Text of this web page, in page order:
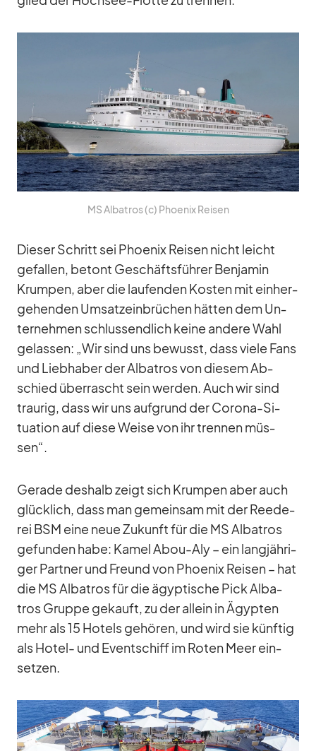
MS Al­ba­tros (c) Phoe­nix Rei­sen
Die­ser Schritt sei Phoe­nix Rei­sen nicht leicht
ge­fal­len, be­tont Ge­schäfts­füh­rer Ben­ja­min
Krum­pen, aber die lau­fen­den Kos­ten mit ein­her­
ge­hen­den Um­satz­ein­brü­chen hät­ten dem Un­
ter­neh­men schluss­end­lich keine an­dere Wahl
ge­las­sen: „Wir sind uns be­wusst, dass viele Fans
und Lieb­ha­ber der Al­ba­tros von die­sem Ab­
schied über­rascht sein wer­den. Auch wir sind
trau­rig, dass wir uns auf­grund der Co­rona-Si­
tua­tion auf diese Weise von ihr tren­nen müs­
sen“.
Ge­rade des­halb zeigt sich Krum­pen aber auch
glück­lich, dass man ge­mein­sam mit der Ree­de­
rei BSM eine neue Zu­kunft für die MS Al­ba­tros
ge­fun­den habe: Ka­mel Abou-Aly – ein lang­jäh­ri­
ger Part­ner und Freund von Phoe­nix Rei­sen – hat
die MS Al­ba­tros für die ägyp­ti­sche Pick Al­ba­
tros Gruppe ge­kauft, zu der al­lein in Ägyp­ten
mehr als 15 Ho­tels ge­hö­ren, und wird sie künf­tig
als Ho­tel- und Event­schiff im Ro­ten Meer ein­
set­zen.